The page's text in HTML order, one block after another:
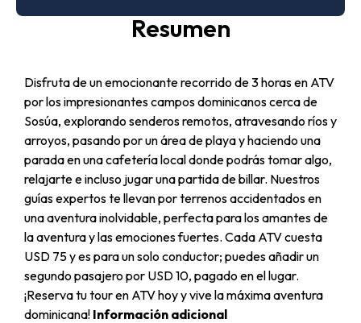
Resumen
Disfruta de un emocionante recorrido de 3 horas en ATV
por los impresionantes campos dominicanos cerca de
Sosúa, explorando senderos remotos, atravesando ríos y
arroyos, pasando por un área de playa y haciendo una
parada en una cafetería local donde podrás tomar algo,
relajarte e incluso jugar una partida de billar. Nuestros
guías expertos te llevan por terrenos accidentados en
una aventura inolvidable, perfecta para los amantes de
la aventura y las emociones fuertes. Cada ATV cuesta
USD 75 y es para un solo conductor; puedes añadir un
segundo pasajero por USD 10, pagado en el lugar.
¡Reserva tu tour en ATV hoy y vive la máxima aventura
dominicana! Información adicional